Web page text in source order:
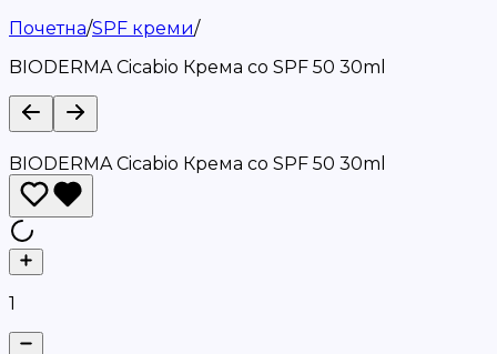
Почетна/SPF креми/
BIODERMA Cicabio Крема со SPF 50 30ml
BIODERMA Cicabio Крема со SPF 50 30ml
1